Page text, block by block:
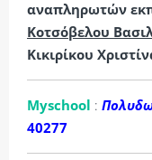
αναπληρωτών
Κοτσόβελου
Κικιρίκου
Myschool :
40277